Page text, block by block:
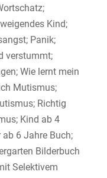
Kind;
Panik;
verstummt;
Wie lernt mein
Mutismus;
Richtig
Kind ab 4
6 Jahre Buch;
Bilderbuch
Selektivem